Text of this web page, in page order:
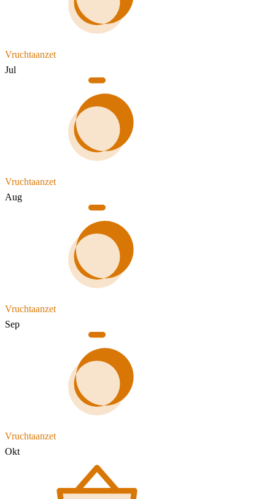
Vruchtaanzet
Jul
Vruchtaanzet
Aug
Vruchtaanzet
Sep
Vruchtaanzet
Okt